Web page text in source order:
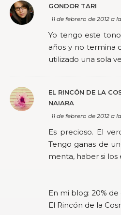
GONDOR TARI
11 de febrero de 2012 a
Yo tengo este
años y no termina
utilizado una sola
EL RINCÓN DE LA
NAIARA
11 de febrero de 2012 a
Es precioso. El
Tengo ganas de
menta, haber si
En mi blog: 20%
El Rincón de la